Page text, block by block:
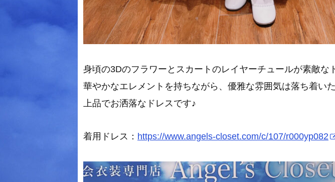
身頃の3Dのフラワーとスカートのレイヤーチュールが素敵な
華やかなエレメントを持ちながら、優雅な雰囲気は落ち着いた
上品でお洒落なドレスです♪
着用ドレス： https://www.angels-closet.com/c/107/r000yp082